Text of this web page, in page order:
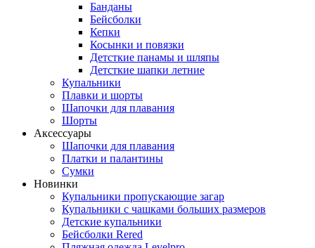
Банданы
Бейсболки
Кепки
Косынки и повязки
Детсткие панамы и шляпы
Детсткие шапки летние
Купальники
Плавки и шорты
Шапочки для плавания
Шорты
Аксессуары
Шапочки для плавания
Платки и палантины
Сумки
Новинки
Купальники пропускающие загар
Купальники с чашками больших размеров
Детские купальники
Бейсболки Rered